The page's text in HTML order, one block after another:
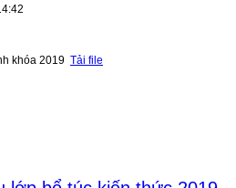
khóa 2019 Tải file